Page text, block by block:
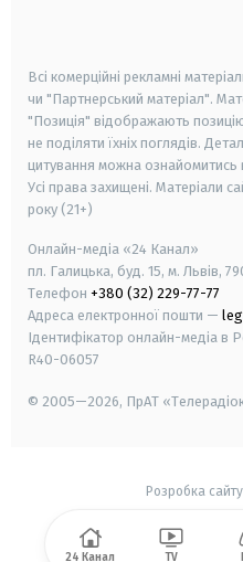
Всі комерційні рекламні
чи "Партнерський матеріал".
"Позиція" відображають
не поділяти їхніх поглядів.
цитування можна ознайомитись
Усі права захищені. Матеріали
року (21+)
Онлайн-медіа «24 Канал»
пл. Галицька, буд. 15, м. Львів,
Телефон +380 (32) 229-77-77
Адреса електронної пошти —
Ідентифікатор онлайн-медіа в
R40-06057
© 2005—2026, ПрАТ
Розробка сайту
24 Канал TV